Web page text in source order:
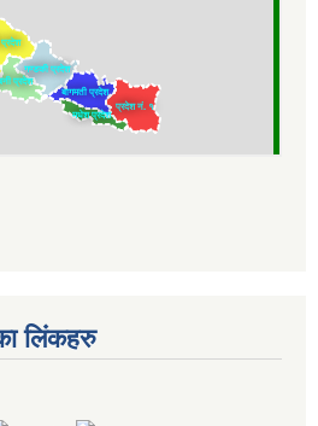
लिंकहरु